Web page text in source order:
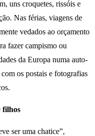
uns croquetes, rissóis e
Nas férias, viagens de
vedados ao orçamento
fazer campismo ou
da Europa numa auto-
os postais e fotografias
filhos
ser uma chatice”,